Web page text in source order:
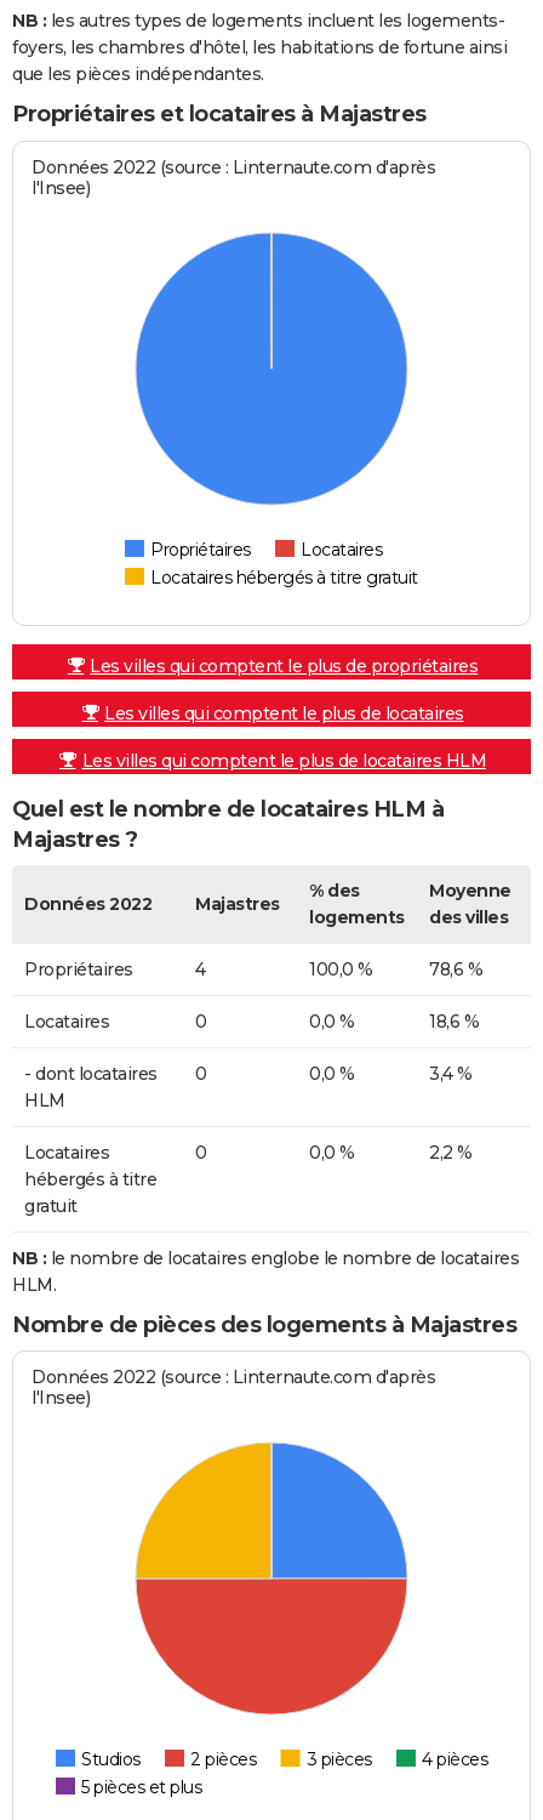
NB : les autres types de logements incluent les logements-
foyers, les chambres d'hôtel, les habitations de fortune ainsi
que les pièces indépendantes.
Propriétaires et locataires à Majastres
Données 2022 (source : Linternaute.com d'après
l'Insee)
Propriétaires
Locataires
Locataires hébergés à titre gratuit
Les villes qui comptent le plus de propriétaires
Les villes qui comptent le plus de locataires
Les villes qui comptent le plus de locataires HLM
Quel est le nombre de locataires HLM à
Majastres ?
Données 2022 Majastres
% des
logements
Moyenne
des villes
Propriétaires 4 100,0 % 78,6 %
Locataires 0 0,0 % 18,6 %
- dont locataires
HLM
0 0,0 % 3,4 %
Locataires
hébergés à titre
gratuit
0 0,0 % 2,2 %
NB : le nombre de locataires englobe le nombre de locataires
HLM.
Nombre de pièces des logements à Majastres
Données 2022 (source : Linternaute.com d'après
l'Insee)
Studios 2 pièces 3 pièces
4 pièces
5 pièces et plus